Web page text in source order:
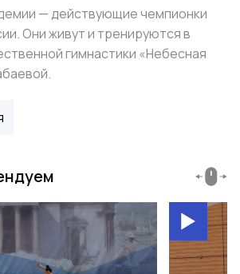
— действующие чемпионки
Они живут и тренируются в
гимнастики «Небесная